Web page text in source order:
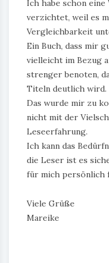
Ich habe schon
verzichtet, weil es
Vergleichbarkeit
Ein Buch, dass mir
vielleicht im Bezug
strenger benoten,
Titeln deutlich wird.
Das wurde mir zu
nicht mit der
Leseerfahrung.
Ich kann das
die Leser ist es
für mich persönlich
Viele Grüße
Mareike